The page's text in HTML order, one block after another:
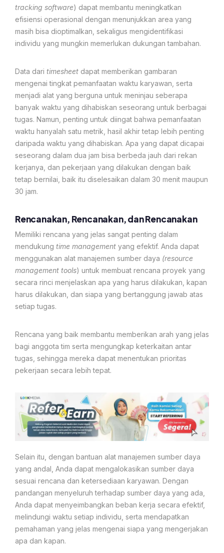
tracking software) dapat membantu meningkatkan
efisiensi operasional dengan menunjukkan area yang
masih bisa dioptimalkan, sekaligus mengidentifikasi
individu yang mungkin memerlukan dukungan tambahan.
Data dari timesheet dapat memberikan gambaran
mengenai tingkat pemanfaatan waktu karyawan, serta
menjadi alat yang berguna untuk meninjau seberapa
banyak waktu yang dihabiskan seseorang untuk berbagai
tugas. Namun, penting untuk diingat bahwa pemanfaatan
waktu hanyalah satu metrik, hasil akhir tetap lebih penting
daripada waktu yang dihabiskan. Apa yang dapat dicapai
seseorang dalam dua jam bisa berbeda jauh dari rekan
kerjanya, dan pekerjaan yang dilakukan dengan baik
tetap bernilai, baik itu diselesaikan dalam 30 menit maupun
30 jam.
Rencanakan, Rencanakan, dan Rencanakan
Memiliki rencana yang jelas sangat penting dalam
mendukung time management yang efektif. Anda dapat
menggunakan alat manajemen sumber daya (resource
management tools) untuk membuat rencana proyek yang
secara rinci menjelaskan apa yang harus dilakukan, kapan
harus dilakukan, dan siapa yang bertanggung jawab atas
setiap tugas.
Rencana yang baik membantu memberikan arah yang jelas
bagi anggota tim serta mengungkap keterkaitan antar
tugas, sehingga mereka dapat menentukan prioritas
pekerjaan secara lebih tepat.
Selain itu, dengan bantuan alat manajemen sumber daya
yang andal, Anda dapat mengalokasikan sumber daya
sesuai rencana dan ketersediaan karyawan. Dengan
pandangan menyeluruh terhadap sumber daya yang ada,
Anda dapat menyeimbangkan beban kerja secara efektif,
melindungi waktu setiap individu, serta mendapatkan
pemahaman yang jelas mengenai siapa yang mengerjakan
apa dan kapan.